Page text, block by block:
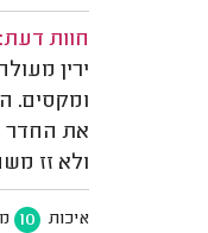
חוות דעת:
ירין
ומקסים.
את החדר
ולא זז
איכות 10